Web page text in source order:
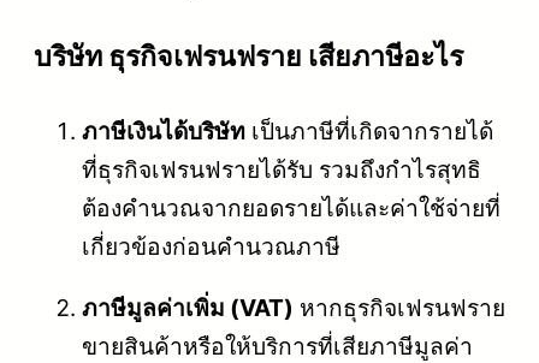
บริษัท ธุรกิจเฟรนฟราย เสียภาษีอะไร
ภาษีเงินได้บริษัท เป็นภาษีที่เกิดจากรายได้
ที่ธุรกิจเฟรนฟรายได้รับ รวมถึงกำไรสุทธิ
ต้องคำนวณจากยอดรายได้และค่าใช้จ่ายที่
เกี่ยวข้องก่อนคำนวณภาษี
ภาษีมูลค่าเพิ่ม (VAT) หากธุรกิจเฟรนฟราย
ขายสินค้าหรือให้บริการที่เสียภาษีมูลค่า